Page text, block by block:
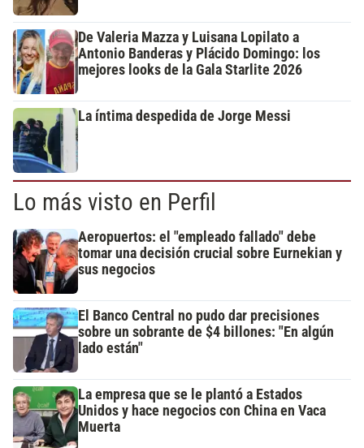
De Valeria Mazza y Luisana Lopilato a
Antonio Banderas y Plácido Domingo: los
mejores looks de la Gala Starlite 2026
La íntima despedida de Jorge Messi
Lo más visto en Perfil
Aeropuertos: el "empleado fallado" debe
tomar una decisión crucial sobre Eurnekian y
sus negocios
El Banco Central no pudo dar precisiones
sobre un sobrante de $4 billones: "En algún
lado están"
La empresa que se le plantó a Estados
Unidos y hace negocios con China en Vaca
Muerta